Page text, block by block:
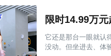
它还是那台一眼就认
没动。但坐进去、体